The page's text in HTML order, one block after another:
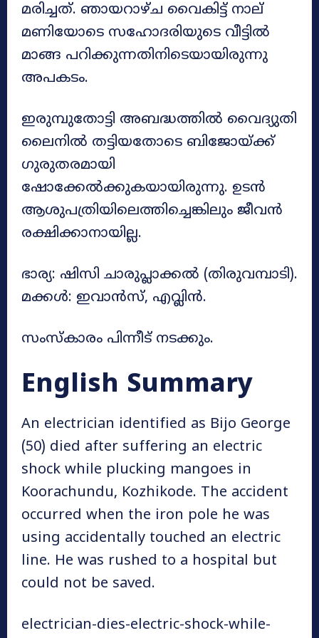
മരിച്ചത്. ഞായറാഴ്ച വൈകിട്ട് നാല്
മണിയോടെ സഹോദരിയുടെ വീട്ടിൽ
മാങ്ങ പറിക്കുന്നതിനിടെയായിരുന്നു
അപകടം.
ഇരുമ്പുതോട്ടി അബദ്ധത്തിൽ വൈദ്യുതി
ലൈനിൽ തട്ടിയതോടെ ബിജോയ്ക്ക്
ഗുരുതരമായി
ഷോക്കേൽക്കുകയായിരുന്നു. ഉടൻ
ആശുപത്രിയിലെത്തിച്ചെങ്കിലും ജീവൻ
രക്ഷിക്കാനായില്ല.
ഭാര്യ: ഷിസി ചാരുപ്ലാക്കൽ (തിരുവമ്പാടി).
മക്കൾ: ഇവാൻസ്, എവ്ലിൻ.
സംസ്കാരം പിന്നീട് നടക്കും.
English Summary
An electrician identified as Bijo George
(50) died after suffering an electric
shock while plucking mangoes in
Koorachundu, Kozhikode. The accident
occurred when the iron pole he was
using accidentally touched an electric
line. He was rushed to a hospital but
could not be saved.
electrician-dies-electric-shock-while-